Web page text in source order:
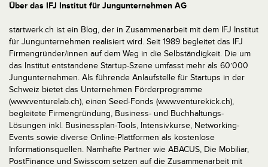
Über das IFJ Institut für Jungunternehmen AG
startwerk.ch ist ein Blog, der in Zusammenarbeit mit dem IFJ Institut
für Jungunternehmen realisiert wird. Seit 1989 begleitet das IFJ
Firmengründer/innen auf dem Weg in die Selbständigkeit. Die um
das Institut entstandene Startup-Szene umfasst mehr als 60’000
Jungunternehmen. Als führende Anlaufstelle für Startups in der
Schweiz bietet das Unternehmen Förderprogramme
(www.venturelab.ch), einen Seed-Fonds (www.venturekick.ch),
begleitete Firmengründung, Business- und Buchhaltungs-
Lösungen inkl. Businessplan-Tools, Intensivkurse, Networking-
Events sowie diverse Online-Plattformen als kostenlose
Informationsquellen. Namhafte Partner wie ABACUS, Die Mobiliar,
PostFinance und Swisscom setzen auf die Zusammenarbeit mit